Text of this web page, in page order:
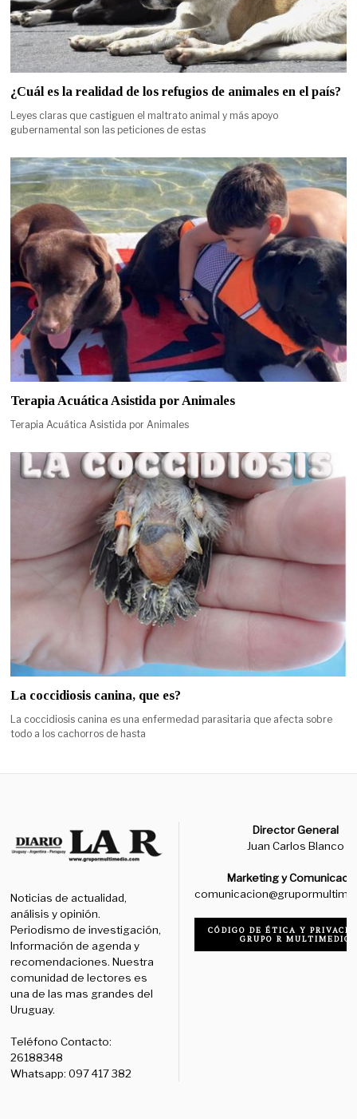
¿Cuál es la realidad de los refugios de animales en el país?
Leyes claras que castiguen el maltrato animal y más apoyo
gubernamental son las peticiones de estas
Terapia Acuática Asistida por Animales
Terapia Acuática Asistida por Animales
La coccidiosis canina, que es?
La coccidiosis canina es una enfermedad parasitaria que afecta sobre
todo a los cachorros de hasta
Noticias de actualidad,
análisis y opinión.
Periodismo de investigación,
Información de agenda y
recomendaciones. Nuestra
comunidad de lectores es
una de las mas grandes del
Uruguay.
Teléfono Contacto:
26188348
Whatsapp: 097 417 382
Director General
Juan Carlos Blanco
Marketing y
CÓDIGO DE ÉTICA Y
GRUPO R MULTIMEDIO